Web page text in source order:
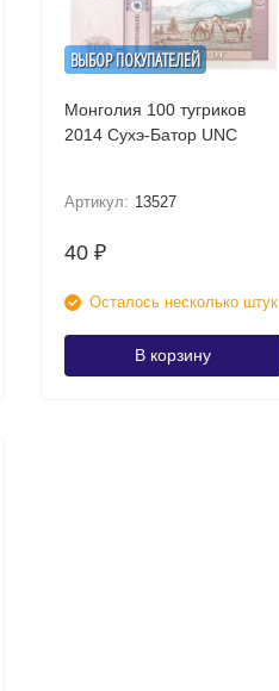
ВЫБОР ПОКУПАТЕЛЕЙ
Монголия 100 тугриков
2014 Сухэ-Батор UNC
Артикул: 13527
40 ₽
Осталось несколько штук
В корзину